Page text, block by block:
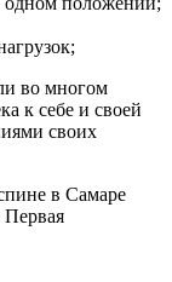
во многом
к себе и своей
своих
в Самаре
Первая